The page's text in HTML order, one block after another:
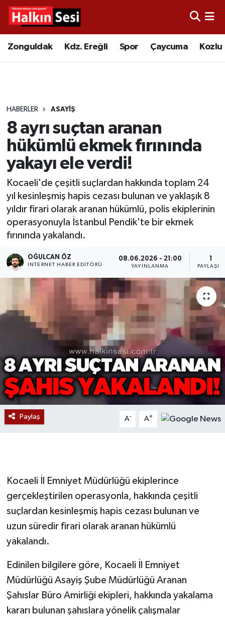
Zonguldak Kdz. Ereğli Spor Çaycuma Kozlu
HABERLER ASAYIŞ
8 ayrı suçtan aranan
hükümlü ekmek fırınında
yakayı ele verdi!
Kocaeli'de çeşitli suçlardan hakkında toplam 24
yıl kesinleşmiş hapis cezası bulunan ve yaklaşık 8
yıldır firari olarak aranan hükümlü, polis ekiplerinin
operasyonuyla İstanbul Pendik'te bir ekmek
fırınında yakalandı.
OĞULCAN ÖZ
İNTERNET HABER EDITÖRÜ
08.06.2026 - 21:00
YAYINLANMA
1
PAYLAŞIM
Paylaş A- A+
Kocaeli İl Emniyet Müdürlüğü ekiplerince
gerçekleştirilen operasyonla, hakkında çeşitli
suçlardan kesinleşmiş hapis cezası bulunan ve
uzun süredir firari olarak aranan hükümlü
yakalandı.
Edinilen bilgilere göre, Kocaeli İl Emniyet
Müdürlüğü Asayiş Şube Müdürlüğü Aranan
Şahıslar Büro Amirliği ekipleri, hakkında yakalama
kararı bulunan şahıslara yönelik çalışmalar
Video
Çaycuma
Alaplı
Asayiş
Bartın
BİLİM VE TEKNOLOJİ
Düzce
Eğitim
Ekonomi
Gökçebey
GÜNDEM
İş ilanı
Kültür - Sanat
Merkez Hava Durumu
Süper Lig Puan Durumu ve Fikstür
Tüm Manşetler
Son Dakika Haberleri
Haber Arşivi